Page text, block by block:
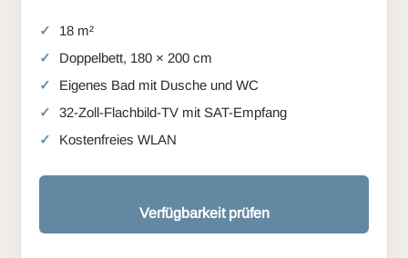
18 m²
Doppelbett, 180 × 200 cm
Eigenes Bad mit Dusche und WC
32-Zoll-Flachbild-TV mit SAT-Empfang
Kostenfreies WLAN
Verfügbarkeit prüfen